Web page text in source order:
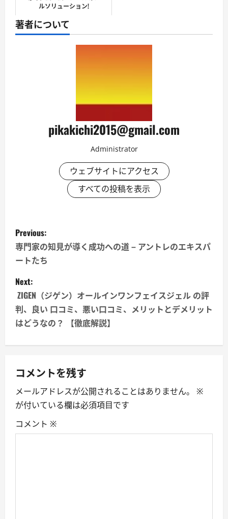
ルソリューション!
著者について
pikakichi2015@gmail.com
Administrator
ウェブサイトにアクセス
すべての投稿を表示
P
o
t
n
i
g
a
t
Previous:
専門家の知見が導く成功への道 – アントレのエキスパ
ートたち
Next:
ZIGEN（ジゲン）オールインワンフェイスジェル の評
判、良い 口コミ、悪い口コミ、メリットとデメリット
はどうなの？ 【徹底解説】
コメントを残す
メールアドレスが公開されることはありません。
※
が付いている欄は必須項目です
コメント ※